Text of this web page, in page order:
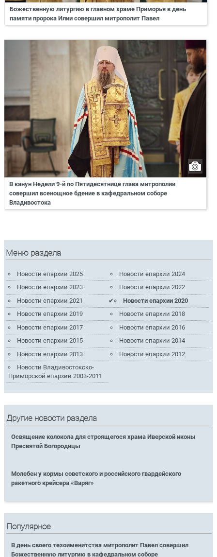
Божественную литургию в главном храме Приморья в день
памяти пророка Илии совершил митрополит Павел
В канун Недели 9-й по Пятидесятнице глава митрополии
совершил всенощное бдение в кафедральном соборе
Владивостока
Меню раздела
Новости епархии 2025
Новости епархии 2024
Новости епархии 2023
Новости епархии 2022
Новости епархии 2021
Новости епархии 2020
Новости епархии 2019
Новости епархии 2018
Новости епархии 2017
Новости епархии 2016
Новости епархии 2015
Новости епархии 2014
Новости епархии 2013
Новости епархии 2012
Новости Владивостокско-
Приморской епархии 2003-2011
Другие новости раздела
Освящение колокола для строящегося храма Иверской иконы
Пресвятой Богородицы
Молебен у кормы советского и российского гвардейского
ракетного крейсера «Варяг»
Популярное
В день своего тезоименитства митрополит Павел совершил
Божественную литургию в кафедральном соборе